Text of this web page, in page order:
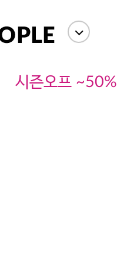
시즌오프 ~50%